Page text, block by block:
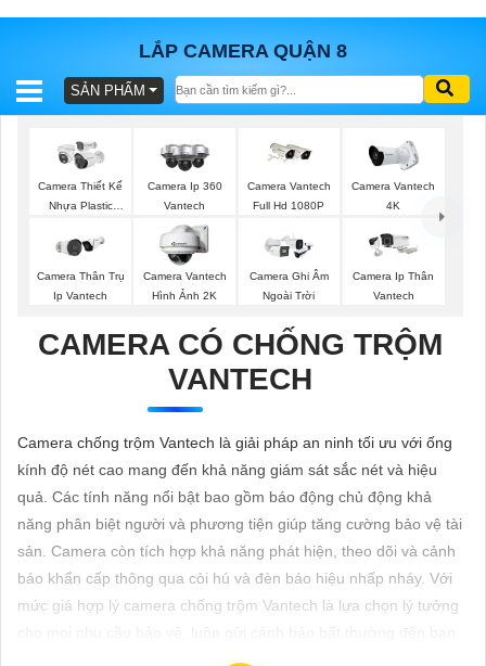
LẮP CAMERA QUẬN 8
BÁO
TRỌN
GÓI
SẢN
PHẨM
LẮP
ĐẶT
PHỤ
KIỆN
SẢN PHẨM
Camera Thiết Kế
Nhựa Plastic
Camera Ip 360
Vantech
Camera Vantech
Full Hd 1080P
Camera Vantech
4K
Camera Thân Trụ
Ip Vantech
Camera Vantech
Hình Ảnh 2K
Camera Ghi Âm
Ngoài Trời
Camera Ip Thân
Vantech
CAMERA CÓ CHỐNG TRỘM
VANTECH
Camera chống trộm Vantech là giải pháp an ninh tối ưu với ống
kính độ nét cao mang đến khả năng giám sát sắc nét và hiệu
quả. Các tính năng nổi bật bao gồm báo động chủ động khả
năng phân biệt người và phương tiện giúp tăng cường bảo vệ tài
sản. Camera còn tích hợp khả năng phát hiện, theo dõi và cảnh
báo khẩn cấp thông qua còi hú và đèn báo hiệu nhấp nháy. Với
mức giá hợp lý camera chống trộm Vantech là lựa chọn lý tưởng